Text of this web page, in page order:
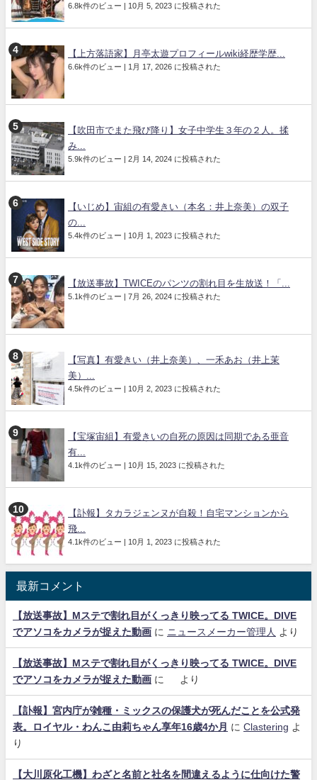
6.8k件のビュー | 10月 5, 2023 に投稿された
【上方落語家】月亭太遊プロフィールwiki経歴学歴...
6.6k件のビュー | 1月 17, 2026 に投稿された
【吹田市でまた飛び降り】女子中学生３年の２人。揉
み...
5.9k件のビュー | 2月 14, 2024 に投稿された
【いじめ】宙組の有愛きい（本名：井上奈美）の双子
の...
5.4k件のビュー | 10月 1, 2023 に投稿された
【放送事故】TWICEのパンツの割れ目を生放送！「...
5.1k件のビュー | 7月 26, 2024 に投稿された
【写真】有愛きい（井上奈美）、一禾あお（井上茉
美）...
4.5k件のビュー | 10月 2, 2023 に投稿された
【宝塚宙組】有愛きいの自死の原因は同期である亜音
有...
4.1k件のビュー | 10月 15, 2023 に投稿された
【訃報】タカラジェンヌが自殺！自宅マンションから
飛...
4.1k件のビュー | 10月 1, 2023 に投稿された
最新コメント
【放送事故】Mステで割れ目がくっきり映ってる TWICE。DIVE
でアソコをカメラが捉えた動画 に ニュースメーカー管理人 より
【放送事故】Mステで割れ目がくっきり映ってる TWICE。DIVE
でアソコをカメラが捉えた動画 に より
【訃報】宮内庁が雑種・ミックスの保護犬が死んだことを公式発
表。ロイヤル・わんこ由莉ちゃん享年16歳4か月
に Clastering よ
り
【大川原化工機】わざと名前と社名を間違えるように仕向けた警